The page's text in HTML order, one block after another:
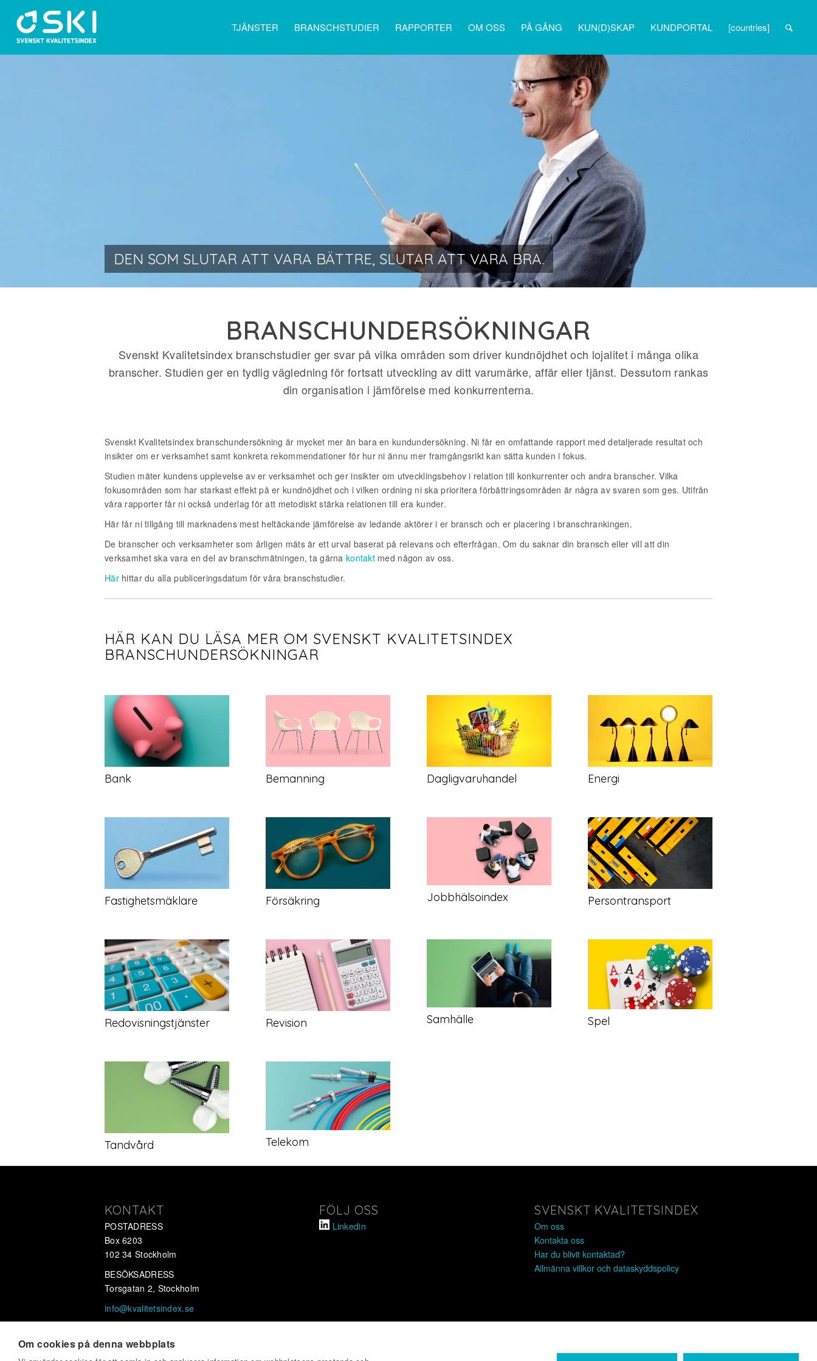
Om cookies på denna webbplats
TJÄNSTER BRANSCHSTUDIER RAPPORTER OM OSS PÅ GÅNG KUN(D)SKAP KUNDPORTAL [countries]
DEN SOM SLUTAR ATT VARA BÄTTRE, SLUTAR ATT VARA BRA.
BRANSCHUNDERSÖKNINGAR
Svenskt Kvalitetsindex branschstudier ger svar på vilka områden som driver kundnöjdhet och lojalitet i många olika
branscher. Studien ger en tydlig vägledning för fortsatt utveckling av ditt varumärke, affär eller tjänst. Dessutom rankas
din organisation i jämförelse med konkurrenterna.
Svenskt Kvalitetsindex branschundersökning är mycket mer än bara en kundundersökning. Ni får en omfattande rapport med detaljerade resultat och
insikter om er verksamhet samt konkreta rekommendationer för hur ni ännu mer framgångsrikt kan sätta kunden i fokus.
Studien mäter kundens upplevelse av er verksamhet och ger insikter om utvecklingsbehov i relation till konkurrenter och andra branscher. Vilka
fokusområden som har starkast effekt på er kundnöjdhet och i vilken ordning ni ska prioritera förbättringsområden är några av svaren som ges. Utifrån
våra rapporter får ni också underlag för att metodiskt stärka relationen till era kunder.
Här får ni tillgång till marknadens mest heltäckande jämförelse av ledande aktörer i er bransch och er placering i branschrankingen.
De branscher och verksamheter som årligen mäts är ett urval baserat på relevans och efterfrågan. Om du saknar din bransch eller vill att din
verksamhet ska vara en del av branschmätningen, ta gärna kontaktmed någon av oss.
Härhittar du alla publiceringsdatum för våra branschstudier.
HÄR KAN DU LÄSA MER OM SVENSKT KVALITETSINDEX
BRANSCHUNDERSÖKNINGAR
Bank Bemanning Dagligvaruhandel Energi
Fastighetsmäklare Försäkring Jobbhälsoindex Persontransport
Redovisningstjänster Revision Samhälle Spel
Tandvård Telekom
KONTAKT
POSTADRESS
Box 6203
102 34 Stockholm
BESÖKSADRESS
Torsgatan 2, Stockholm
info@kvalitetsindex.se
FÖLJ OSS
Linkedin
SVENSKT KVALITETSINDEX
Om oss
Kontakta oss
Har du blivit kontaktad?
Allmänna villkor och dataskyddspolicy